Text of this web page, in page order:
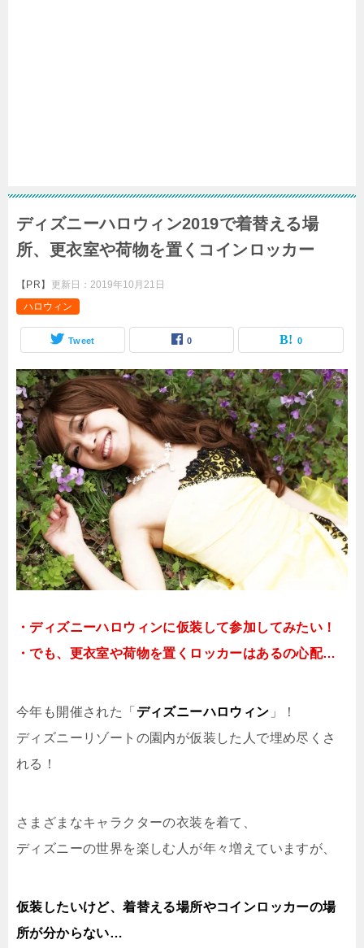
ディズニーハロウィン2019で着替える場
所、更衣室や荷物を置くコインロッカー
【PR】 更新日： 2019年10月21日
ハロウィン
Tweet 0 0
・ディズニーハロウィンに仮装して参加してみたい！
・でも、更衣室や荷物を置くロッカーはあるの心配…
今年も開催された「 ディズニーハロウィン 」！
ディズニーリゾートの園内が仮装した人で埋め尽くさ
れる！
さまざまなキャラクターの衣装を着て、
ディズニーの世界を楽しむ人が年々増えていますが、
仮装したいけど、着替える場所やコインロッカーの場
所が分からない…